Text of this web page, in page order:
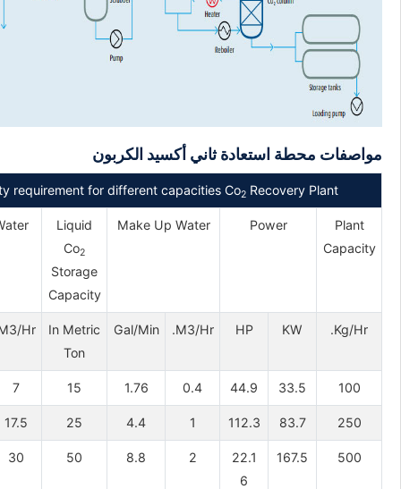
مواصفات محطة استعادة ثاني أكسيد الكربون
requirement for different capacities Co2 Recovery Plant
Plant
Capacity
Power
Make Up Water
Liquid
Co2
Storage
Capacity
Kg/Hr.
KW
HP
M3/Hr.
Gal/Min
In Metric
Ton
Hr
100
33.5
44.9
0.4
1.76
15
7
250
83.7
112.3
1
4.4
25
17.5
500
167.5
22.1
6
2
8.8
50
30